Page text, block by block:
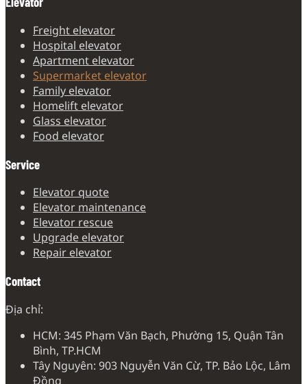
Freight elevator
Hospital elevator
Apartment elevator
Supermarket elevator
Family elevator
Homelift elevator
Glass elevator
Food elevator
Service
Elevator quote
Elevator maintenance
Elevator rescue
Upgrade elevator
Repair elevator
Contact
Địa chỉ:
HCM: 345 Phạm Văn Bạch, Phường 15, Quận Tân
Bình, TP.HCM
Tây Nguyên: 903 Nguyễn Văn Cừ, TP. Bảo Lộc, Lâm
Đồng